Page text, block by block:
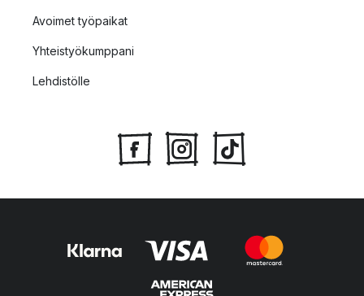
Avoimet työpaikat
Yhteistyökumppani
Lehdistölle